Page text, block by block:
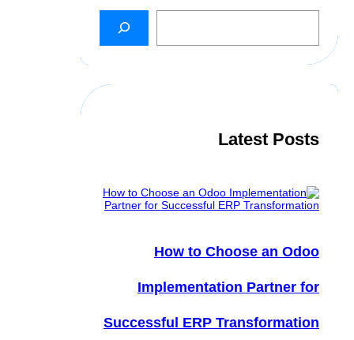
c
Latest Posts
How to Choose an Odoo
Implementation Partner for
Successful ERP Transformation